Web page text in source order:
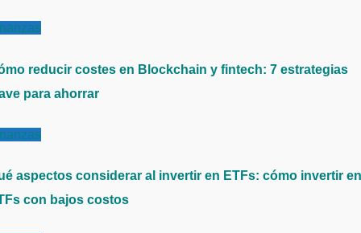
reducir costes en Blockchain y fintech: 7 estrategias
para ahorrar
aspectos considerar al invertir en ETFs: cómo invertir en
con bajos costos